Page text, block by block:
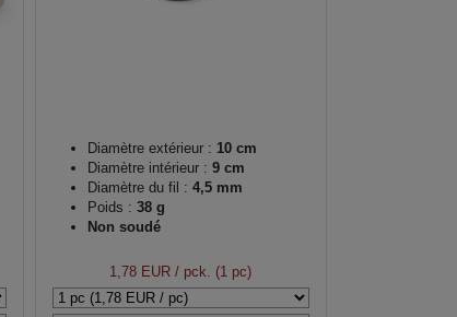
Diamètre extérieur : 10 cm
Diamètre intérieur : 9 cm
Diamètre du fil : 4,5 mm
Poids : 38 g
Non soudé
1,78 EUR / pck. (1 pc)